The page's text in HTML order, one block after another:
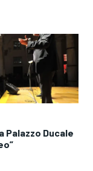
Palazzo Ducale